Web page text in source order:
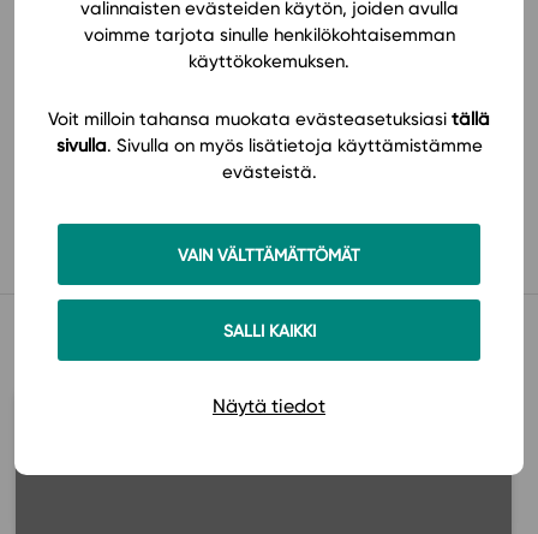
valinnaisten evästeiden käytön, joiden avulla
voimme tarjota sinulle henkilökohtaisemman
käyttökokemuksen.
Voit milloin tahansa muokata evästeasetuksiasi tällä
sivulla. Sivulla on myös lisätietoja käyttämistämme
evästeistä.
VAIN VÄLTTÄMÄTTÖMÄT
SALLI KAIKKI
Näytä tiedot